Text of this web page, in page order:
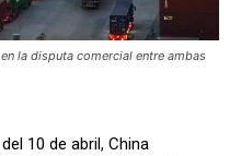
la disputa comercial entre ambas
10 de abril, China